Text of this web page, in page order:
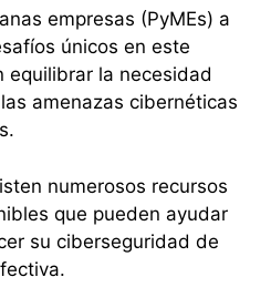
empresas (PyMEs) a
únicos en este
equilibrar la necesidad
amenazas cibernéticas
numerosos recursos
que pueden ayudar
su ciberseguridad de